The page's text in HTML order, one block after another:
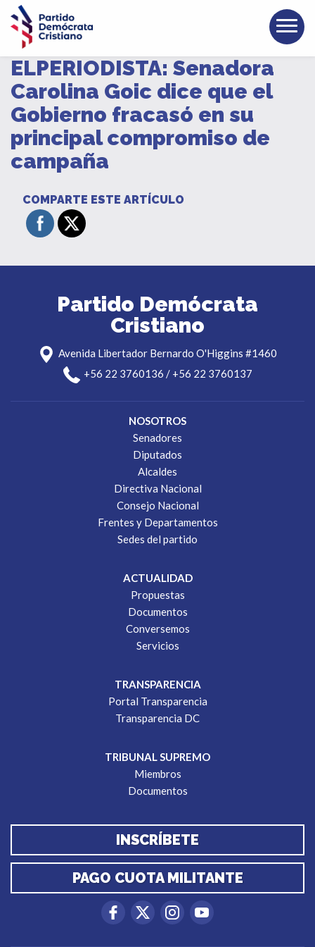
ELPERIODISTA: Senadora
Carolina Goic dice que el
Gobierno fracasó en su
principal compromiso de
campaña
COMPARTE ESTE ARTÍCULO
Partido Demócrata
Cristiano
Avenida Libertador Bernardo O'Higgins #1460
+56 22 3760136 / +56 22 3760137
NOSOTROS
Senadores
Diputados
Alcaldes
Directiva Nacional
Consejo Nacional
Frentes y Departamentos
Sedes del partido
ACTUALIDAD
Propuestas
Documentos
Conversemos
Servicios
TRANSPARENCIA
Portal Transparencia
Transparencia DC
TRIBUNAL SUPREMO
Miembros
Documentos
INSCRÍBETE
PAGO CUOTA MILITANTE